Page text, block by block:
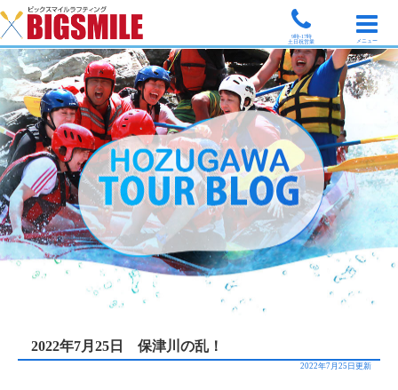
9時-17時
土日祝営業
メニュー
2022年7月25日 保津川の乱！
2022年7月25日更新